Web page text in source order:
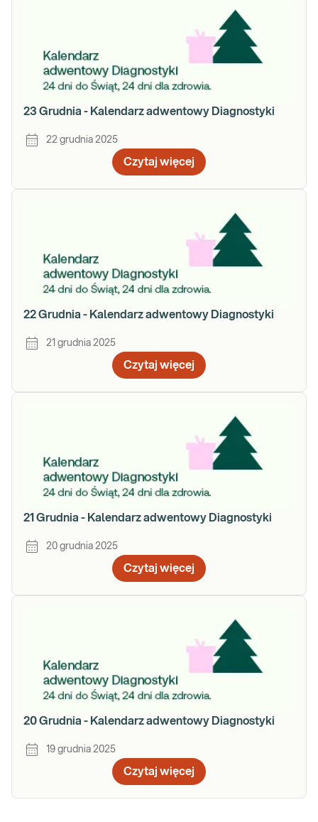
23 Grudnia - Kalendarz adwentowy Diagnostyki
22 grudnia 2025
Czytaj więcej
22 Grudnia - Kalendarz adwentowy Diagnostyki
21 grudnia 2025
Czytaj więcej
21 Grudnia - Kalendarz adwentowy Diagnostyki
20 grudnia 2025
Czytaj więcej
20 Grudnia - Kalendarz adwentowy Diagnostyki
19 grudnia 2025
Czytaj więcej